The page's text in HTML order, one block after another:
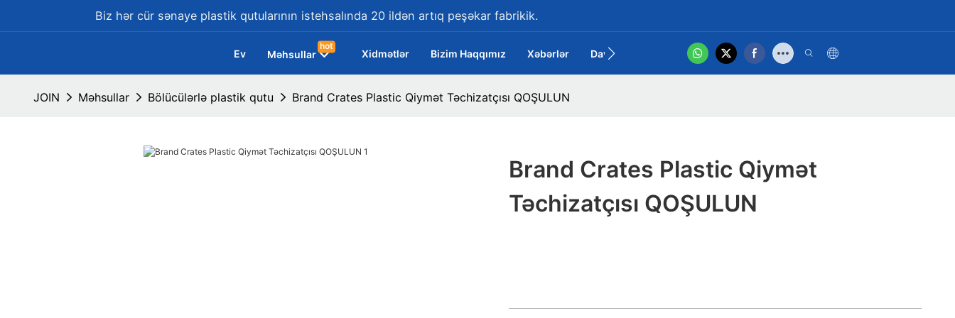
Biz hər cür sənaye plastik qutularının istehsalında 20 ildən artıq peşəkar fabrikik.
Ev Məhsullar
hot
Xidmətlər Bizim Haqqımız Xəbərlər Davalar Məhsul Videosu
hot
JOIN Məhsullar Bölücülərlə plastik qutu Brand Crates Plastic Qiymət Təchizatçısı QOŞULUN
Brand Crates Plastic Qiymət
Təchizatçısı QOŞULUN